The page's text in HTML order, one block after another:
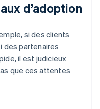
d’adoption
si des clients
des partenaires
il est judicieux
que ces attentes